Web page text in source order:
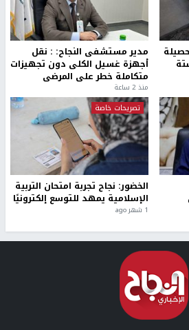
مدير مستشفى النجاح: : نقل
أجهزة غسيل الكلى دون تجهيزات
متكاملة خطر على المرضى
منذ 2 ساعة
تصريحات خاصة
الخضور: نجاح تجربة امتحان التربية
الإسلامية يمهد للتوسع إلكترونيًا
1 شهر ago